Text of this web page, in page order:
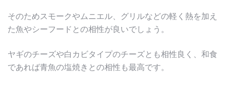
そのためスモークやムニエル、グリルなどの軽く熱を加え
た魚やシーフードとの相性が良いでしょう。
ヤギのチーズや白カビタイプのチーズとも相性良く、和食
であれば青魚の塩焼きとの相性も最高です。